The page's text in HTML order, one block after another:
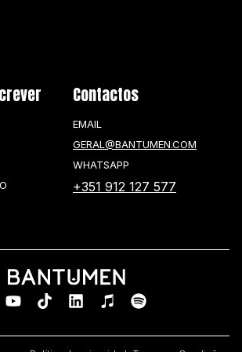
Contactos
EMAIL
GERAL@BANTUMEN.COM
WHATSAPP
+351 912 127 577